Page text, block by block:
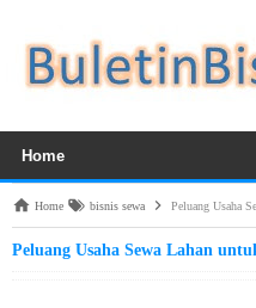
Home bisnis sewa Peluang Usaha
Peluang Usaha Sewa Lahan